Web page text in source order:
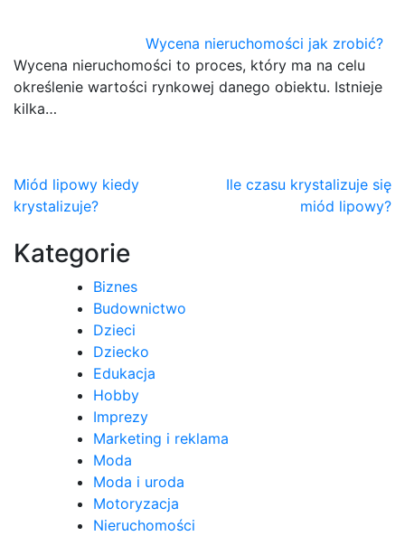
Wycena nieruchomości jak zrobić?
Wycena nieruchomości to proces, który ma na celu
określenie wartości rynkowej danego obiektu. Istnieje
kilka…
Nawigacja
wpisu
Miód lipowy kiedy
krystalizuje?
Ile czasu krystalizuje się
miód lipowy?
Kategorie
Biznes
Budownictwo
Dzieci
Dziecko
Edukacja
Hobby
Imprezy
Marketing i reklama
Moda
Moda i uroda
Motoryzacja
Nieruchomości